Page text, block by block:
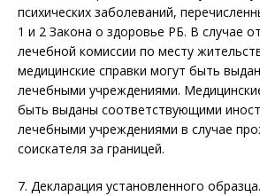
психических заболеваний,
1 и 2 Закона о здоровье РБ. В случае
лечебной комиссии по месту
медицинские справки могут быть
лечебными учреждениями.
быть выданы соответствующими
лечебными учреждениями в случае
соискателя за границей.
7. Декларация установленного